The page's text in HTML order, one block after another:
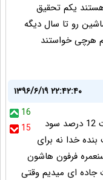
ناراحت هستند یکم تحقیق
رو تا سال دیگه
درصد بعدشم هرچی خواستند
۱۳۹۶/۶/۱۹ ۲۲:۴۲:۴۰
16
15
پاسخ به پِدی : آره میدند دست راستت 12 درصد سود
خدا نه برای
فرفون هاشون
جاده ای میدیم وقتی